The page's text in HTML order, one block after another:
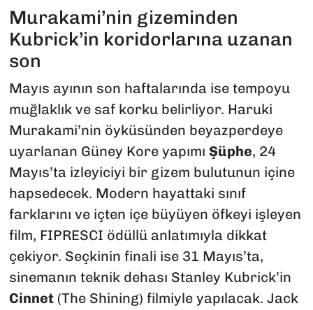
Murakami’nin gizeminden
Kubrick’in koridorlarına uzanan
son
Mayıs ayının son haftalarında ise tempoyu
muğlaklık ve saf korku belirliyor. Haruki
Murakami’nin öyküsünden beyazperdeye
uyarlanan Güney Kore yapımı Şüphe, 24
Mayıs’ta izleyiciyi bir gizem bulutunun içine
hapsedecek. Modern hayattaki sınıf
farklarını ve içten içe büyüyen öfkeyi işleyen
film, FIPRESCI ödüllü anlatımıyla dikkat
çekiyor. Seçkinin finali ise 31 Mayıs’ta,
sinemanın teknik dehası Stanley Kubrick’in
Cinnet(The Shining) filmiyle yapılacak. Jack